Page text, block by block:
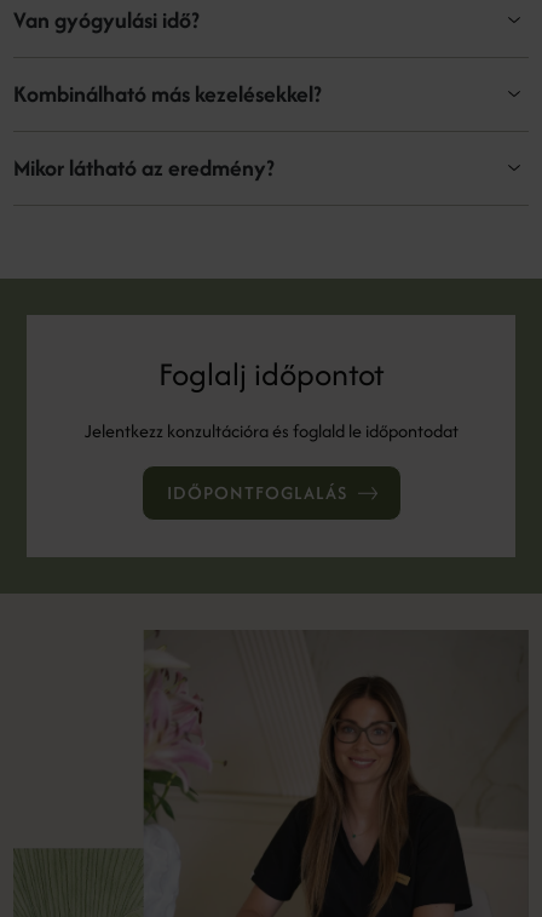
Van gyógyulási idő?
Kombinálható más kezelésekkel?
Mikor látható az eredmény?
Foglalj időpontot
Jelentkezz konzultációra és foglald le időpontodat
IDŐPONTFOGLALÁS